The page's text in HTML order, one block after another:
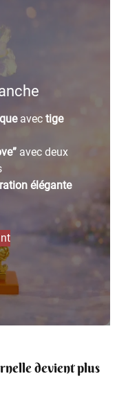
avec tige
avec deux
élégante
devient plus